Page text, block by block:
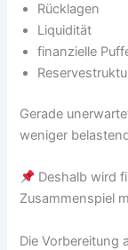
Rücklagen
Liquidität
finanzielle
Gerade
weniger
Deshalb wird
Zusammenspiel
Die Vorbereitung